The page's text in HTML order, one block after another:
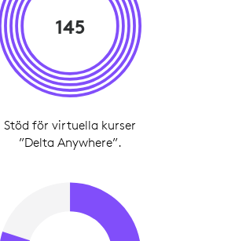
145
Stöd för virtuella kurser
”Delta Anywhere”.